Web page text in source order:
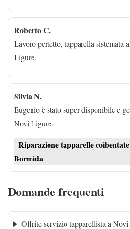
Roberto C.
Lavoro perfetto, tapparella sistemata
Ligure.
Silvia N.
Eugenio è stato super disponibile e
Novi Ligure.
Riparazione tapparelle
Bormida
Domande frequenti
Offrite servizio tapparellista a